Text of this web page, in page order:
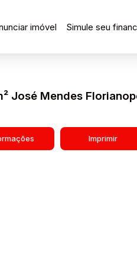
Simule seu
imóvel
José Mendes
Imprimir